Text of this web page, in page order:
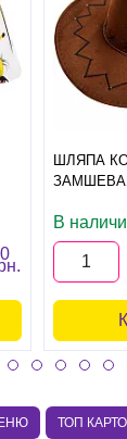
ШЛЯПА
В
ТОП